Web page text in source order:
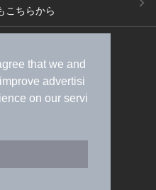
that we and
advertisi
on our servi
こちらから
広告出稿のご案内
ルMEMBERS+規約
ヘルプ
採用情報